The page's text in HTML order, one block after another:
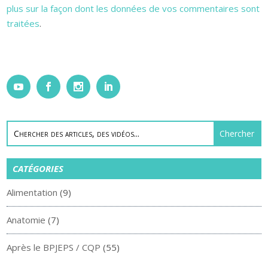
plus sur la façon dont les données de vos commentaires sont
traitées.
CATÉGORIES
Alimentation (9)
Anatomie (7)
Après le BPJEPS / CQP (55)